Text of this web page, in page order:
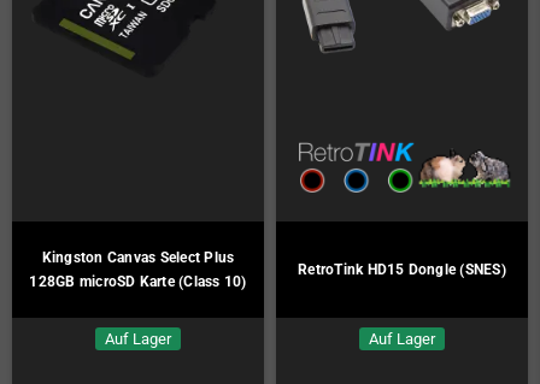
Kingston Canvas Select Plus
128GB microSD Karte (Class 10)
Auf Lager
RetroTink HD15 Dongle (SNES)
Auf Lager